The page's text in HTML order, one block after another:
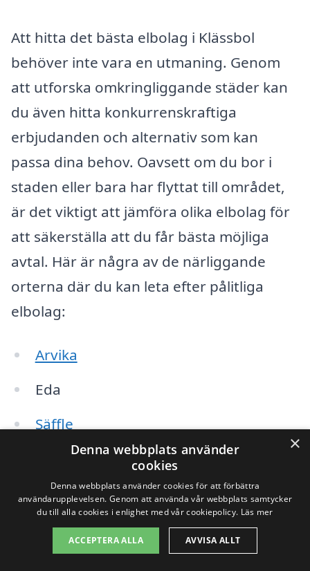
Att hitta det bästa elbolag i Klässbol
behöver inte vara en utmaning. Genom
att utforska omkringliggande städer kan
du även hitta konkurrenskraftiga
erbjudanden och alternativ som kan
passa dina behov. Oavsett om du bor i
staden eller bara har flyttat till området,
är det viktigt att jämföra olika elbolag för
att säkerställa att du får bästa möjliga
avtal. Här är några av de närliggande
orterna där du kan leta efter pålitliga
elbolag:
Arvika
Eda
Säffle
Borgvik
Kil
Storfors
×
Denna webbplats använder
cookies
Denna webbplats använder cookies för att förbättra
användarupplevelsen. Genom att använda vår webbplats samtycker
du till alla cookies i enlighet med vår cookiepolicy. Läs mer
ACCEPTERA ALLA AVVISA ALLT